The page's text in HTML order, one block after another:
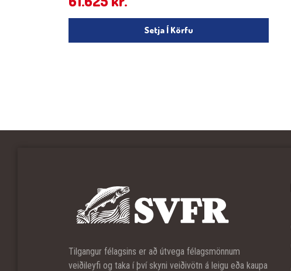
Setja Í Körfu
Tilgangur félagsins er að útvega félagsmönnum
veiðileyfi og taka í því skyni veiðivötn á leigu eða kaupa